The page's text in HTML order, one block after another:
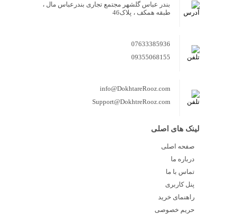
بندر عباس گلشهر مجتمع تجاری بندرعباس مال ،
طبقه همکف ، پلاک46
07633385936
09355068155
info@DokhtareRooz.com
Support@DokhtreRooz.com
لینک های اصلی
صفحه اصلی
درباره ما
تماس با ما
پنل کاربری
راهنمای خرید
حریم خصوصی